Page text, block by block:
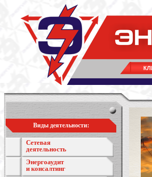
Виды деятельности:
Сетевая
деятельность
Энергоаудит
и консалтинг